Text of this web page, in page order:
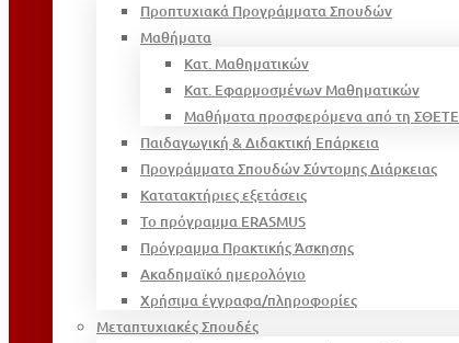
Προπτυχιακά Προγράμματα Σπουδών
Μαθήματα
Κατ. Μαθηματικών
Κατ. Εφαρμοσμένων Μαθηματικών
Μαθήματα προσφερόμενα από τη ΣΘΕΤΕ
Παιδαγωγική & Διδακτική Επάρκεια
Προγράμματα Σπουδών Σύντομης Διάρκειας
Κατατακτήριες εξετάσεις
Το πρόγραμμα ERASMUS
Πρόγραμμα Πρακτικής Άσκησης
Ακαδημαϊκό ημερολόγιο
Χρήσιμα έγγραφα/πληροφορίες
Μεταπτυχιακές Σπουδές